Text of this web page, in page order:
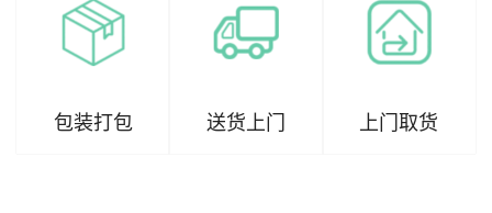
包装打包 送货上门 上门取货